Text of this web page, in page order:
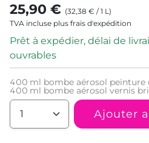
25,90 € (32,38 € /1 L )
TVA incluse plus frais d'expédition
Prêt à expédier, délai de
ouvrables
400 ml bombe aérosol peinture
400 ml bombe aérosol vernis
Ajouter